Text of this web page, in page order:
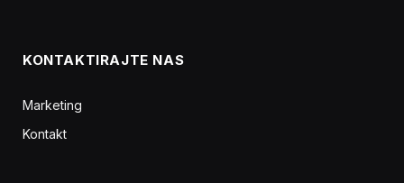
KONTAKTIRAJTE NAS
Marketing
Kontakt